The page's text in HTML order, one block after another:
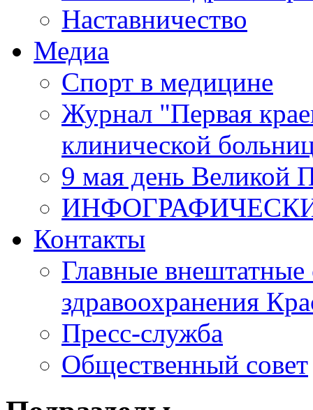
Наставничество
Медиа
Спорт в медицине
Журнал "Первая
клинической
9 мая день Великой
Контакты
Главные внештатные
здравоохранения
Пресс-служба
Общественный совет